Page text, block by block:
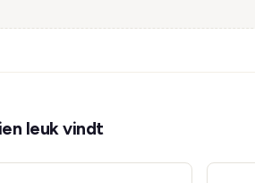
leuk vindt